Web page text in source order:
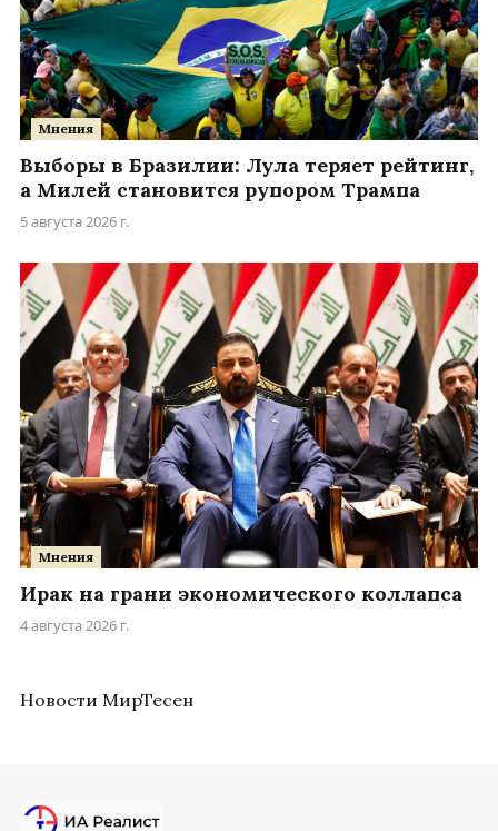
Мнения
Выборы в Бразилии: Лула теряет рейтинг,
а Милей становится рупором Трампа
5 августа 2026 г.
Мнения
Ирак на грани экономического коллапса
4 августа 2026 г.
Новости МирТесен